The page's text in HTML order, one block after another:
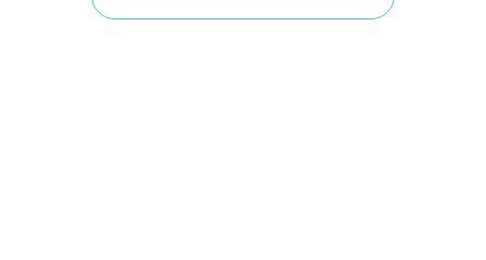
количественных финансов.